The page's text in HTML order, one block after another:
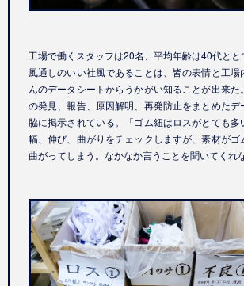
工場で働くスタッフは20名、平均年齢は40代とと
風通しのいい社風であることは、皆の表情と工場
んのデータシートからうかがい知ることが出来た
の発見、報告、原因解明、再発防止をまとめたデ
脇に掲示されている。「ゴム紐はロスがとても多
幅、伸び、曲がりをチェックしますが、素材がゴ
曲がってしまう。なかなか言うことを聞いてくれ